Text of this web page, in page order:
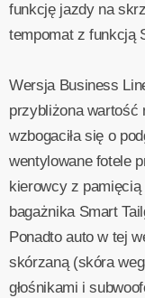
funkcję jazdy na
tempomat z funkcją
Wersja Business
przybliżona wartość
wzbogaciła się o
wentylowane fotele
kierowcy z
bagażnika Smart
Ponadto auto w tej
skórzaną (skóra
głośnikami i